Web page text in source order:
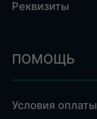
Реквизиты
ПОМОЩЬ
Условия оплаты